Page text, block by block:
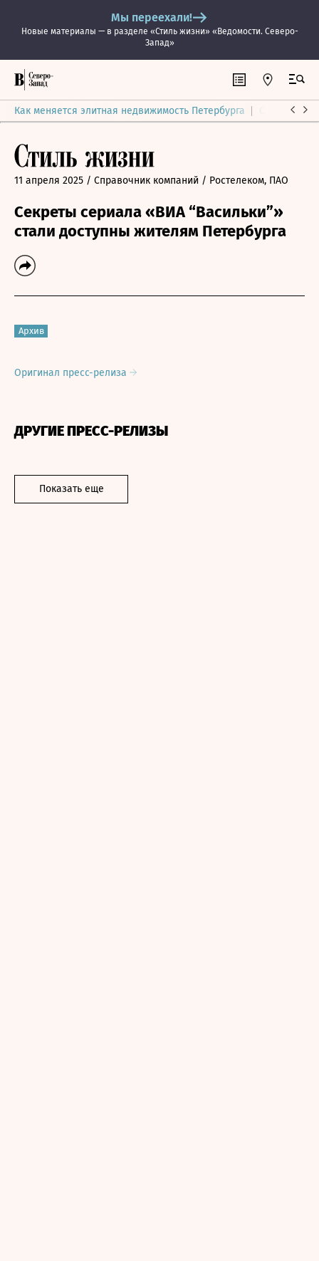
Мы переехали!
Новые материалы — в разделе «Стиль жизни» «Ведомости. Северо-
Запад»
Как меняется элитная недвижимость Петербурга Ситуация
11 апреля 2025 / Справочник компаний / Ростелеком, ПАО
Секреты сериала «ВИА “Васильки”»
стали доступны жителям Петербурга
Архив
Оригинал пресс-релиза
ДРУГИЕ ПРЕСС-РЕЛИЗЫ
Показать еще